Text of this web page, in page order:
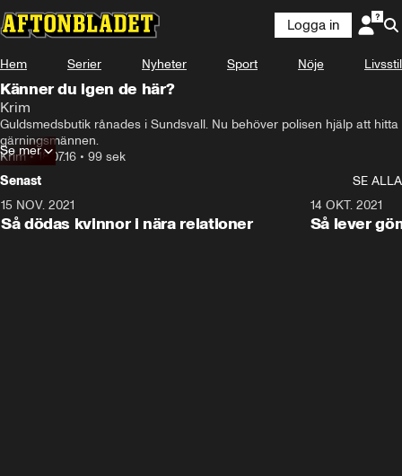
Logga in
Hem Serier Nyheter Sport Nöje Livsstil
Känner du igen de här?
Krim
Guldsmedsbutik rånades i Sundsvall. Nu behöver polisen hjälp att hitta
gärningsmännen.
Krim•18.07.16 • 99 sek
Se mer
Senast
SE ALLA
15 NOV. 2021
Så dödas kvinnor i nära relationer
14 OKT. 2021
Så lever